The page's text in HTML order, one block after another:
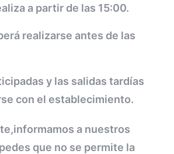
a partir de las 15:00.
realizarse antes de las
y las salidas tardías
con el establecimiento.
a nuestros
que no se permite la